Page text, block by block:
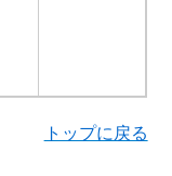
トップに戻る